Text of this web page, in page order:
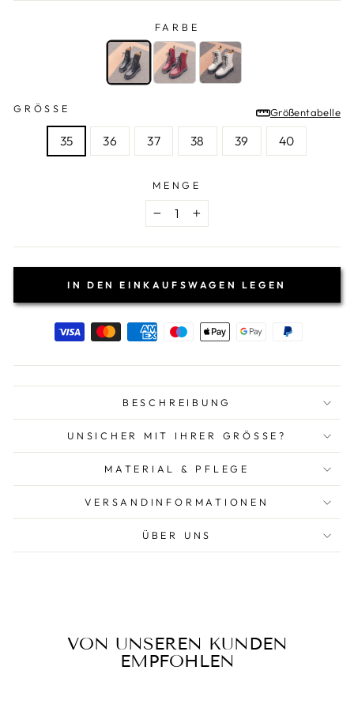
FARBE
GRÖSSE
Größentabelle
35 36 37 38 39 40
MENGE
− +
IN DEN EINKAUFSWAGEN LEGEN
BESCHREIBUNG
UNSICHER MIT IHRER GRÖSSE?
MATERIAL & PFLEGE
VERSANDINFORMATIONEN
ÜBER UNS
VON UNSEREN KUNDEN
EMPFOHLEN